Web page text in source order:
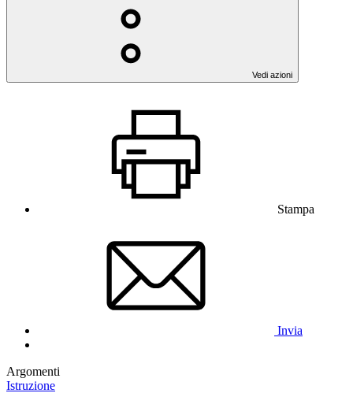
Vedi azioni
Stampa
Invia
Argomenti
Istruzione